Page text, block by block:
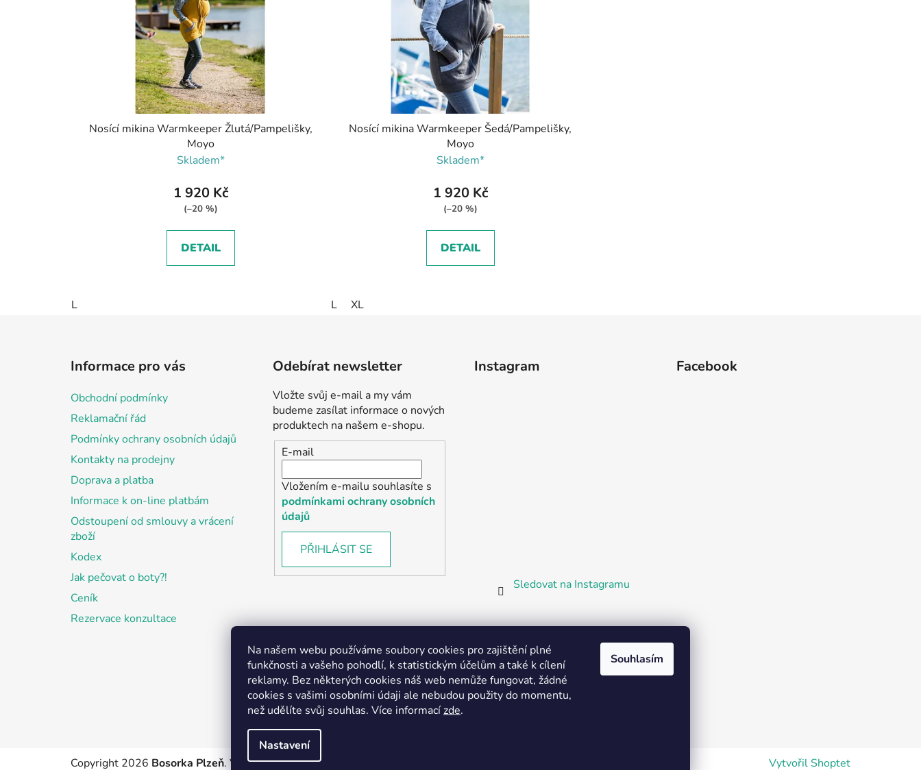
Na našem webu používáme soubory cookies pro zajištění plné
funkčnosti a vašeho pohodlí, k statistickým účelům a také k cílení
reklamy. Bez některých cookies náš web nemůže fungovat, žádné
cookies s vašimi osobními údaji ale nebudou použity do momentu,
než udělíte svůj souhlas. Více informacízde.
Nastavení
Souhlasím
Nosící mikina Warmkeeper Žlutá/Pampelišky,
Moyo
Skladem*
1 920 Kč
(–20 %)
DETAIL
L
Nosící mikina Warmkeeper Šedá/Pampelišky,
Moyo
Skladem*
1 920 Kč
(–20 %)
DETAIL
L XL
Informace pro vás
Obchodní podmínky
Reklamační řád
Podmínky ochrany osobních údajů
Kontakty na prodejny
Doprava a platba
Informace k on-line platbám
Odstoupení od smlouvy a vrácení
zboží
Kodex
Jak pečovat o boty?!
Ceník
Rezervace konzultace
Odebírat newsletter
Vložte svůj e-mail a my vám
budeme zasílat informace o nových
produktech na našem e-shopu.
E-mail
Vložením e-mailu souhlasíte s
podmínkami ochrany osobních
údajů
PŘIHLÁSIT SE
Instagram
Sledovat na Instagramu
Facebook
Partnerská prodejna Barefoot Plzeň
Vytvořil Shoptet
Copyright 2026 Bosorka Plzeň. Všechna práva vyhrazena.